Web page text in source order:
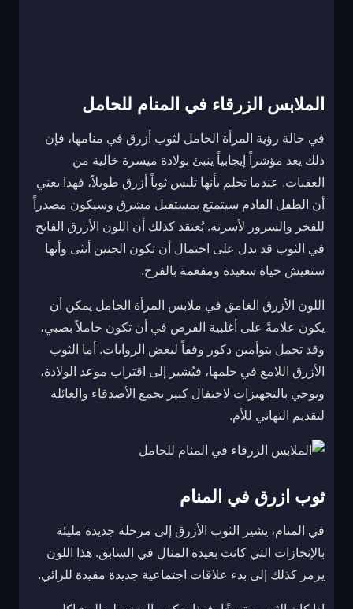
الملابس الزرقاء في المنام للحامل
في حالة رؤية المرأة الحامل لثوب أزرق في منامها، فإن
ذلك يعد مؤشراً إيجابياً ينبئ بولادة ميسرة خالية من
العقبات. عندما تحلم بأنها تلبس ثوباً أزرق طويلاً، فهذا يعني
أن الطفل القادم سيتمتع بمستقبل مشرق وسيكون مصدراً
للفخر والسرور لأسرته. يُعتقد كذلك أن اللون الأزرق الفاتح
في الثوب قد يدل على احتمال أن تكون الجنين أنثى وأنها
ستعيش حياة سعيدة ومفعمة بالفرح.
اللون الأزرق الغامق في ملابس المرأة الحامل يمكن أن
يكون علامةً على أغلبية الفرص في أن تكون حاملاً بصبي،
وقد تحمل بتوأمين ذكور وفقاً لبعض الروايات. أما الثوب
الأزرق اللامع في حلمها، فيُشير إلى اقتراب موعد الولادة،
ويوحي بالتجهيزات لاحتفال كبير يجمع الأصدقاء والعائلة
لتقديم التهاني للأم.
ثوب ازرق في المنام
في المنام، يشير الثوب الأزرق إلى مرحلة جديدة مليئة
بالإنجازات التي كانت بعيدة المنال في السابق. هذا اللون
يرمز كذلك إلى بدء علاقات اجتماعية جديدة مفيدة للرائي.